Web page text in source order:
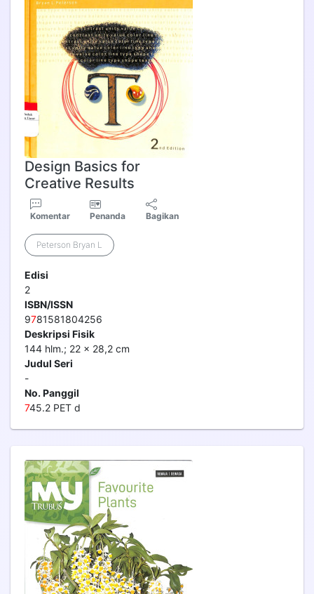
Design Basics for
Creative Results
Komentar Penanda Bagikan
Peterson Bryan L
Edisi
2
ISBN/ISSN
9781581804256
Deskripsi Fisik
144 hlm.; 22 x 28,2 cm
Judul Seri
-
No. Panggil
745.2 PET d